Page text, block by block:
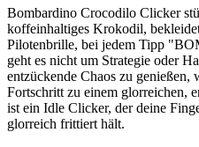
Bombardino Crocodilo Clicker
koffeinhaltiges Krokodil,
Pilotenbrille, bei jedem Tipp
geht es nicht um Strategie oder
entzückende Chaos zu genießen,
Fortschritt zu einem glorreichen,
ist ein Idle Clicker, der deine
glorreich frittiert hält.